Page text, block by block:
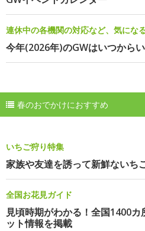
連休中の各機関の対応など、気にな
今年(2026年)のGWはいつから
春のおでかけにおすすめ
いちご狩り特集
家族や友達を誘って新鮮ないち
全国お花見ガイド
見頃時期がわかる！全国1400
ット情報を掲載